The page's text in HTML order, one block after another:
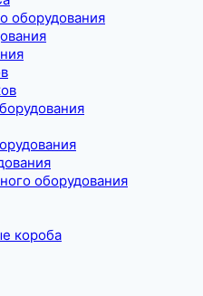
оборудования
оборудования
короба